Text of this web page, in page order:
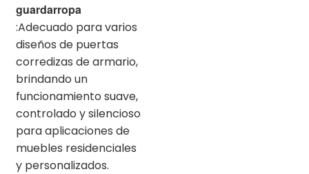
guardarropa
:Adecuado para varios
diseños de puertas
corredizas de armario,
brindando un
funcionamiento suave,
controlado y silencioso
para aplicaciones de
muebles residenciales
y personalizados.